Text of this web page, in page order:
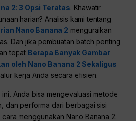
2: 3 Opsi Teratas. Khawatir
harian? Analisis kami tentang
Nano Banana 2 menguraikan
Dan jika pembuatan batch penting
tepat Berapa Banyak Gambar
oleh Nano Banana 2 Sekaligus
kerja Anda secara efisien.
Anda bisa mengevaluasi metode
dan performa dari berbagai sisi
menggunakan Nano Banana 2.